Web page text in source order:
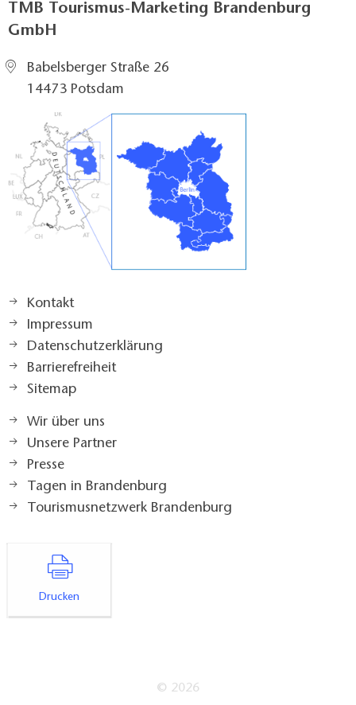
TMB Tourismus-Marketing Brandenburg
GmbH
Babelsberger Straße 26
14473 Potsdam
Kontakt
Impressum
Datenschutzerklärung
Barrierefreiheit
Sitemap
Wir über uns
Unsere Partner
Presse
Tagen in Brandenburg
Tourismusnetzwerk Brandenburg
Drucken
© 2026